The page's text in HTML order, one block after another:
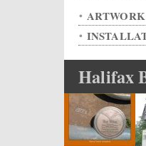
Halifax